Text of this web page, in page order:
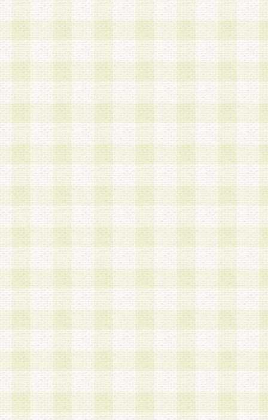
2.当社は、会員個人を識別することのできる情報
会員情報を本人の承諾なく第三者に開示すること
人を識別できる情報について第三者に開示または
社は事前に会員本人の同意を得るものとします。
3.前項の定めに拘わらず、当社は、以下の目的に
意を 得ることなく、会員個人を識別できる情報
づき選定した委託業者に対して当社の責任におい
できるものとします。な お、当社は、当該委託
契約を締結しこれを遵守させるとともに、本規約
の注意をもって当該情報を使用させるものとし ま
a.本サービスに係る謝礼、景品、調査サンプル品
b.会員からの電話、メール等の問い合わせなどへ
c.モバイルリサーチ、またはグループ形式による
実施もしくは運営
d.その他これらに付随する業務
4.会員は、住所、電話番号その他の登録情報につ
合は、速やかに当社所定の変更手続きを行うもの
5.当社は、必要と認めた場合、会員に対して、電
手段により登録情報の対象者が会員登録者本人で
の内容が正確であること、アンケートの回答内容
うことができるものとます。
6.会員は、会員登録後当社が定期的に行う登録情
して、当社指定の期間内に更新手続きを行うもの
該期間内に更新手続きを行わない場合、その時点
発行したポイントは失効されるものとします。